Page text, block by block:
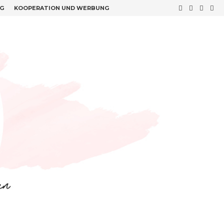
KOOPERATION UND WERBUNG